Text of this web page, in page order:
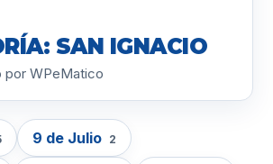
SAN IGNACIO
por WPeMatico
9 de Julio 2